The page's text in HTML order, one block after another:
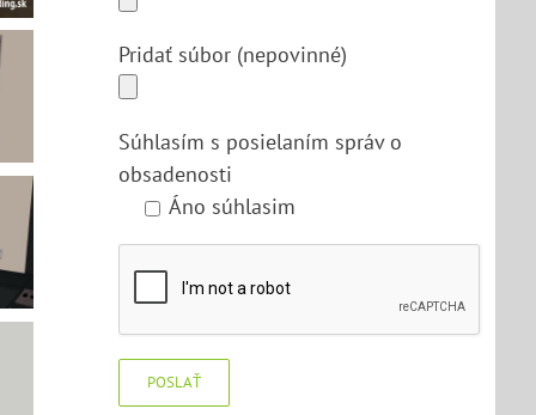
Pridať súbor (nepovinné)
Súhlasím s posielaním správ o
obsadenosti
Áno súhlasim